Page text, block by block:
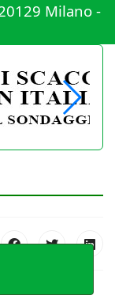
Milano -